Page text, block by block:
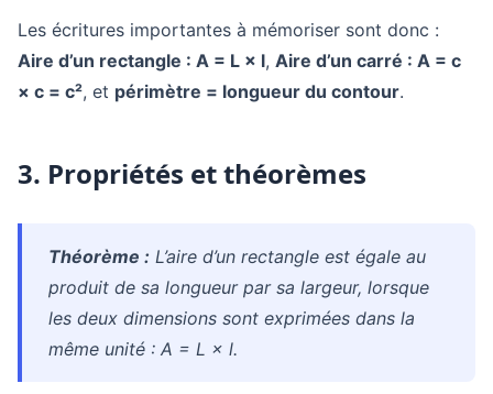
Les écritures importantes à mémoriser sont donc :
Aire d’un rectangle : A = L × l, Aire d’un carré : A = c
× c = c², et périmètre = longueur du contour.
3. Propriétés et théorèmes
Théorème : L’aire d’un rectangle est égale au
produit de sa longueur par sa largeur, lorsque
les deux dimensions sont exprimées dans la
même unité : A = L × l.